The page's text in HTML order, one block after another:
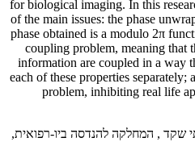
for biological imaging. In this
of the main issues: the phase
phase obtained is a modulo 2π
coupling problem, meaning that
information are coupled in a way
each of these properties
problem, inhibiting real life
שקד , המחלקה להנדסה ביו-רפואית,